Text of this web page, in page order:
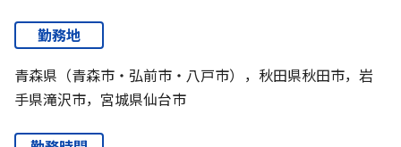
勤務地
青森県（青森市・弘前市・八戸市），秋田県秋田市，岩
手県滝沢市，宮城県仙台市